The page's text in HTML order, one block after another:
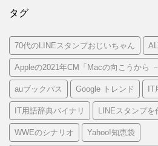
タグ
70代のLINEスタンプおじいちゃん
Appleの2021年CM「Macの向こうから
auブックパス Google トレンド IT
IT用語辞典バイナリ LINEスタンプを
WWEのシナリオ Yahoo!知恵袋